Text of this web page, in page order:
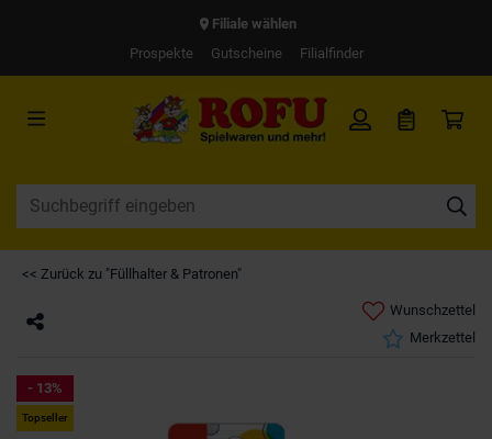
Filiale wählen
Prospekte
Gutscheine Filialfinder
<< Zurück zu "Füllhalter & Patronen"
Wunschzettel
Merkzettel
- 13%
Topseller